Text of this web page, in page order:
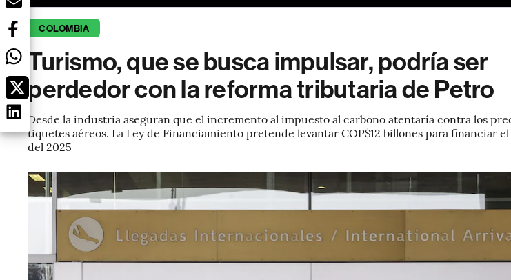
COLOMBIA
Turismo, que se busca impulsar, podría ser
perdedor con la reforma tributaria de Petro
Desde la industria aseguran que el incremento al impuesto al carbono atentaría contra los
tiquetes aéreos. La Ley de Financiamiento pretende levantar COP$12 billones para financiar
del 2025